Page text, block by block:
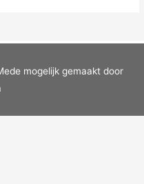
mogelijk gemaakt door